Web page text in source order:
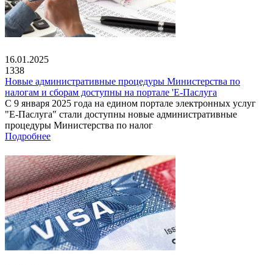
16.01.2025
1338
Новые административные процедуры Министерства по
налогам и сборам доступны на портале 'Е-Паслуга
С 9 января 2025 года на едином портале электронных услуг
"Е-Паслуга" стали доступны новые административные
процедуры Министерства по налог
Подробнее